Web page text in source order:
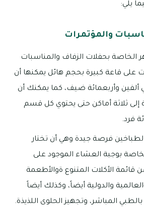
يلي:
والمؤتمرات
الخاصة بحفلات الزفاف والمناسبات
على قاعة كبيرة بحجم هائل يمكنها أن
ألفين وأربعمائة ضيف، كما يمكنك أن
إلى ثلاثة أماكن حتى يحتوي كل قسم
فرد.
فرصة جيدة وهي أن تختار
بوجبة العشاء الموجود على
قائمة الأكلات المتنوع ةوالأطعمة
والدولية أيضاً، وكذلك أيضاً
المباشر، وتجهيز الحلوى اللذيذة.